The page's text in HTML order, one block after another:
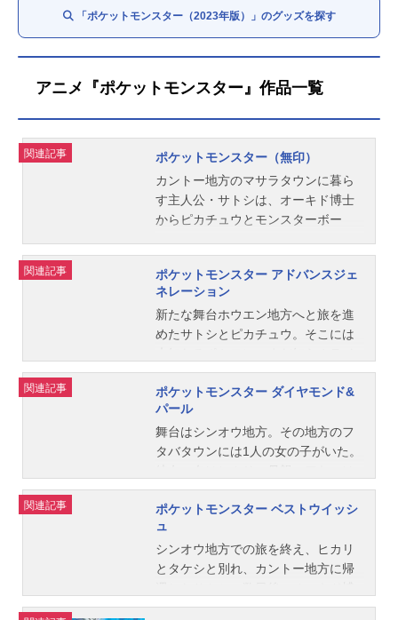
「ポケットモンスター（2023年版）」のグッズを探す
アニメ『ポケットモンスター』作品一覧
関連記事
ポケットモンスター（無印）
カントー地方のマサラタウンに暮ら
す主人公・サトシは、オーキド博士
からピカチュウとモンスターボー
ンマスターを目指して冒険の旅に出
発。ニビジム、クチバジムなどでの
激しいバトルや、行く先々でのポケ
モンたちとの出会い。ポケモンたち
の不思議な話やユーモアたっぷりの
シリーズ第1弾。作品名ポケットモン
スター（無印）放送形態TVアニメス
ケジュール1997年4月1日（火）～20
02年11月14日（木）テレビ東京ほか
話数全275話キャストサトシ：松本梨
塚雅弓コダック：愛河里花子トゲピ
ー：こおろぎさとみタケシ：うえだ
ゆうじロコン：愛河里花子ケンジ：
関智一マリル：かないみかオーキド
博士：石塚運昇シゲル：小林優子ム
だゆうじコジロウ：三木眞一郎ニャ
関連記事
ポケットモンスター アドバンスジェ
ネレーション
新たな舞台ホウエン地方へと旅を進
めたサトシとピカチュウ。そこには
バル達とのバトルがあった。そこで
出会ったのが、ハルカとマサトの姉
弟。ハルカはトップコーディネータ
ーを目指し、サトシ達と共に夢と希
望の旅を始める。そして一行の旅の
シはバトルフロンティア制覇を、ハ
ルカもまたポケモンコンテストへの
出場を目指すことに。彼らの旅はま
だまだつづいていくのであった…。
作品名ポケットモンスターアドバン
メシリーズポケットモンスタースケ
関連記事
ポケットモンスター ダイヤモンド&
パール
舞台はシンオウ地方。その地方のフ
タバタウンには1人の女の子がいた。
過去にポケモンコーディネーターの
頂点「トップコーディネーター」に
立った有名人。アヤコに憧れるヒカ
リは自分もトップコーディネーター
になることを目標としていた。10歳
は、マサゴタウンに研究所を受け持
関連記事
ポケットモンスター ベストウイッシ
ュ
シンオウ地方での旅を終え、ヒカリ
とタケシと別れ、カントー地方に帰
士が学会でイッシュ地方に出かける